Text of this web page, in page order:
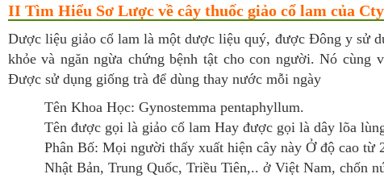
II Tìm Hiểu Sơ Lược về cây thuốc giảo cổ lam của
Dược liệu giảo cổ lam là một dược liệu quý, được Đông y sử
khỏe và ngăn ngừa chứng bệnh tật cho con người. Nó
Được sử dụng giống trà để dùng thay nước mỗi ngày
Tên Khoa Học: Gynostemma pentaphyllum.
Tên được gọi là giảo cổ lam Hay được gọi là dây lõa
Phân Bố: Mọi người thấy xuất hiện cây này Ở độ cao
Nhật Bản, Trung Quốc, Triều Tiên,.. ở Việt Nam, chốn